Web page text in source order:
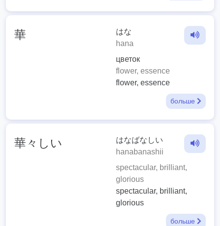
華
はな
hana
цветок
flower, essence
flower, essence
больше
華々しい
はなばなしい
hanabanashii
spectacular, brilliant,
glorious
spectacular, brilliant,
glorious
больше